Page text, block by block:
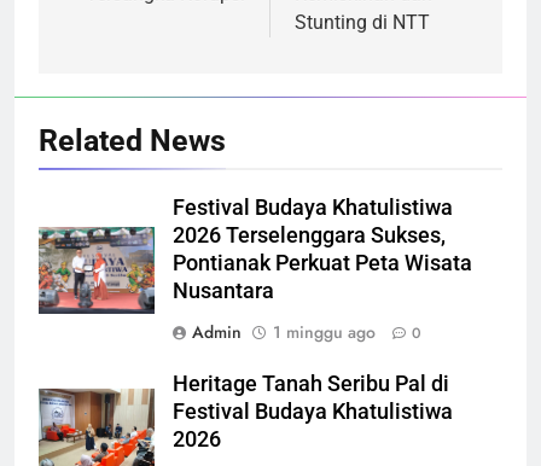
Stunting di NTT
Related News
Festival Budaya Khatulistiwa
2026 Terselenggara Sukses,
Pontianak Perkuat Peta Wisata
Nusantara
Admin
1 minggu ago 0
Heritage Tanah Seribu Pal di
Festival Budaya Khatulistiwa
2026